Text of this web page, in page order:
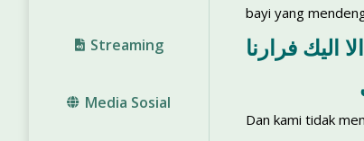
Streaming
Media Sosial
bayi yang
اليك فرارنا
Dan kami tidak